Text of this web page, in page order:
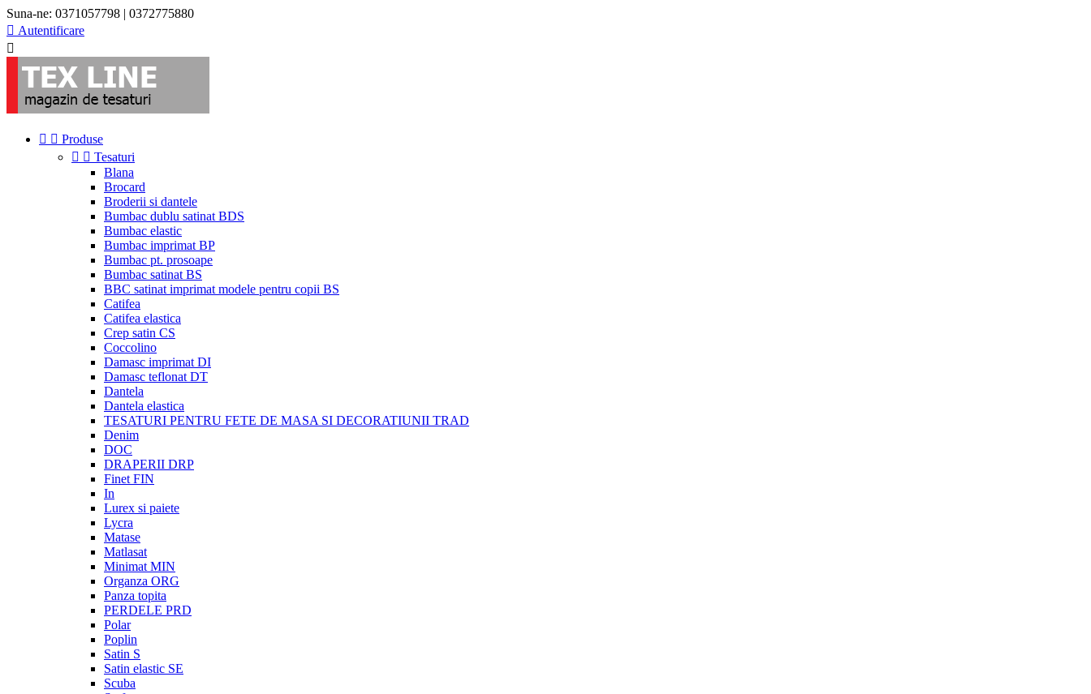
Suna-ne: 0371057798 | 0372775880
 Autentificare

  Produse
  Tesaturi
Blana
Brocard
Broderii si dantele
Bumbac dublu satinat BDS
Bumbac elastic
Bumbac imprimat BP
Bumbac pt. prosoape
Bumbac satinat BS
BBC satinat imprimat modele pentru copii BS
Catifea
Catifea elastica
Crep satin CS
Coccolino
Damasc imprimat DI
Damasc teflonat DT
Dantela
Dantela elastica
TESATURI PENTRU FETE DE MASA SI DECORATIUNII TRAD
Denim
DOC
DRAPERII DRP
Finet FIN
In
Lurex si paiete
Lycra
Matase
Matlasat
Minimat MIN
Organza ORG
Panza topita
PERDELE PRD
Polar
Poplin
Satin S
Satin elastic SE
Scuba